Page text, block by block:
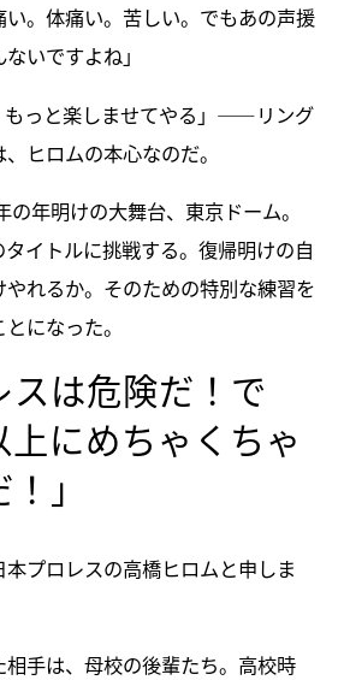
。体痛い。苦しい。でもあの声援
いですよね」
もっと楽しませてやる」――リング
ヒロムの本心なのだ。
年明けの大舞台、東京ドーム。
イトルに挑戦する。復帰明けの自
れるか。そのための特別な練習を
になった。
は危険だ！で
にめちゃくちゃ
」
本プロレスの高橋ヒロムと申しま
手は、母校の後輩たち。高校時